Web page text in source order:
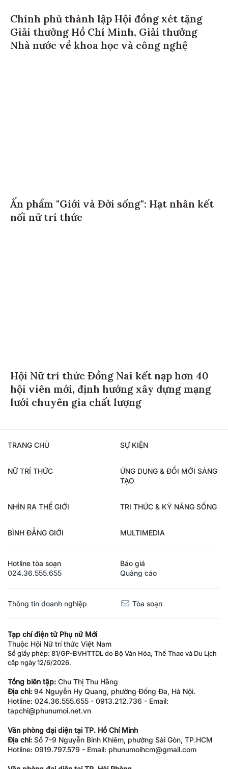
Chính phủ thành lập Hội đồng xét tặng
Giải thưởng Hồ Chí Minh, Giải thưởng
Nhà nước về khoa học và công nghệ
Ấn phẩm "Giới và Đời sống": Hạt nhân kết
nối nữ trí thức
Hội Nữ trí thức Đồng Nai kết nạp hơn 40
hội viên mới, định hướng xây dựng mạng
lưới chuyên gia chất lượng
TRANG CHỦ SỰ KIỆN
NỮ TRÍ THỨC
ỨNG DỤNG & ĐỔI MỚI SÁNG
TẠO
NHÌN RA THẾ GIỚI TRI THỨC & KỸ NĂNG SỐNG
BÌNH ĐẲNG GIỚI MULTIMEDIA
Hotline tòa soạn
024.36.555.655
Báo giá
Quảng cáo
Thông tin doanh nghiệp Tòa soạn
Tạp chí điện tử Phụ nữ Mới
Thuộc Hội Nữ trí thức Việt Nam
Số giấy phép: 81/GP-BVHTTDL do Bộ Văn Hóa, Thể Thao và Du Lịch
cấp ngày 12/6/2026.
Tổng biên tập: Chu Thị Thu Hằng
Địa chỉ: 94 Nguyễn Hy Quang, phường Đống Đa, Hà Nội.
Hotline: 024.36.555.655 - 0913.212.736 - Email:
tapchi@phunumoi.net.vn
Văn phòng đại diện tại TP. Hồ Chí Minh
Địa chỉ: Số 7-9 Nguyễn Bỉnh Khiêm, phường Sài Gòn, TP.HCM
Hotline: 0919.797.579 - Email: phunumoihcm@gmail.com